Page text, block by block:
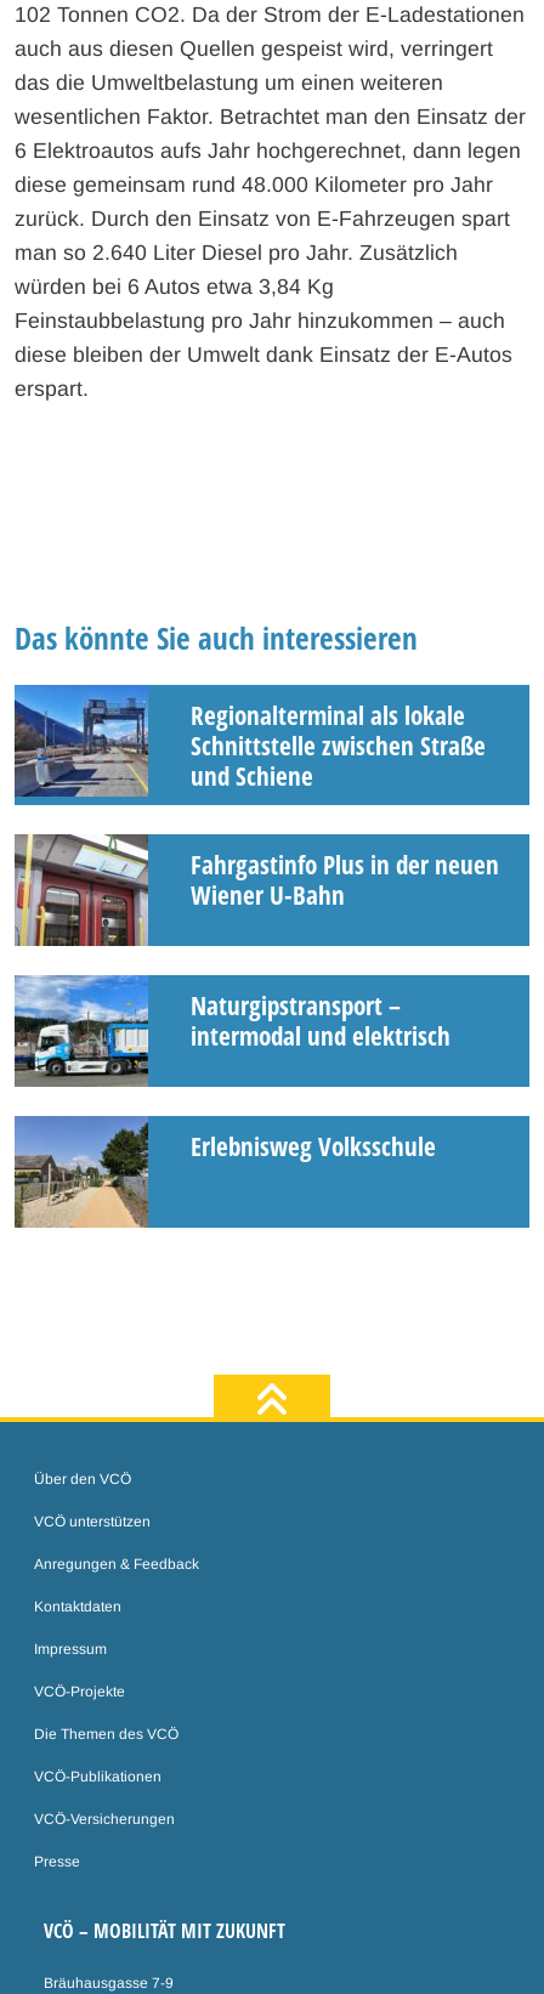
102 Tonnen CO2. Da der Strom der E-Ladestationen
auch aus diesen Quellen gespeist wird, verringert
das die Umweltbelastung um einen weiteren
wesentlichen Faktor. Betrachtet man den Einsatz der
6 Elektroautos aufs Jahr hochgerechnet, dann legen
diese gemeinsam rund 48.000 Kilometer pro Jahr
zurück. Durch den Einsatz von E-Fahrzeugen spart
man so 2.640 Liter Diesel pro Jahr. Zusätzlich
würden bei 6 Autos etwa 3,84 Kg
Feinstaubbelastung pro Jahr hinzukommen – auch
diese bleiben der Umwelt dank Einsatz der E-Autos
erspart.
Das könnte Sie auch interessieren
Regionalterminal als lokale
Schnittstelle zwischen Straße
und Schiene
Fahrgastinfo Plus in der neuen
Wiener U-Bahn
Naturgipstransport –
intermodal und elektrisch
Erlebnisweg Volksschule
Über den VCÖ
VCÖ unterstützen
Anregungen & Feedback
Kontaktdaten
Impressum
VCÖ-Projekte
Die Themen des VCÖ
VCÖ-Publikationen
VCÖ-Versicherungen
Presse
VCÖ – MOBILITÄT MIT ZUKUNFT
Bräuhausgasse 7-9